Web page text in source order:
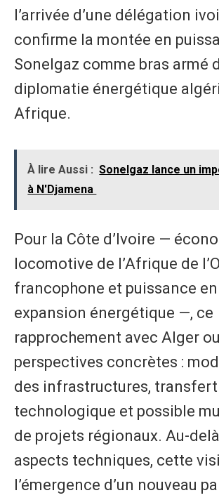
l’arrivée d’une délégation
confirme la montée en
Sonelgaz comme bras armé
diplomatie énergétique
Afrique.
À lire Aussi : Sonelgaz lance un
à N'Djamena
Pour la Côte d’Ivoire —
locomotive de l’Afrique de
francophone et puissance
expansion énergétique —, ce
rapprochement avec Alger
perspectives concrètes :
des infrastructures, transfert
technologique et possible
de projets régionaux. Au-
aspects techniques, cette
l’émergence d’un nouveau